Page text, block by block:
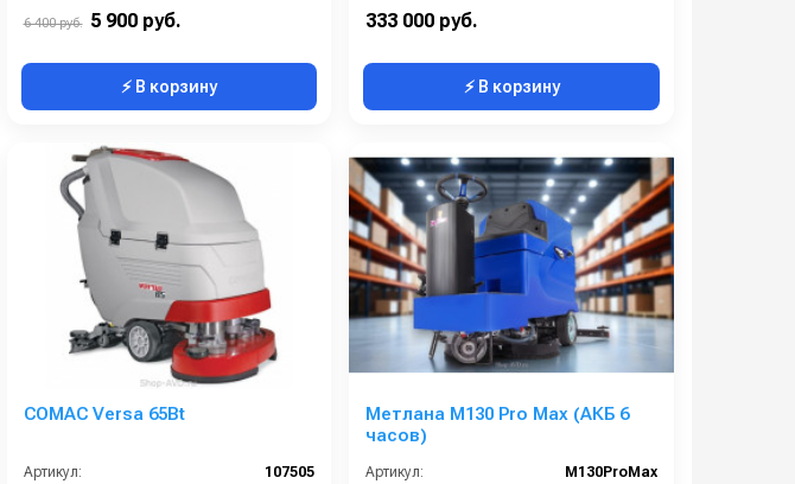
6 400 руб. 5 900 руб.
⚡ В корзину
333 000 руб.
⚡ В корзину
COMAC Versa 65Bt
Артикул: 107505
Метлана М130 Pro Max (АКБ 6
часов)
Артикул: М130ProMax